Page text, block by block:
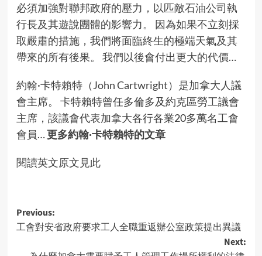
必須加強對聯邦政府的壓力，以匹敵石油公司執
行長及其遊說團體的影響力。 因為如果不立刻採
取嚴肅的措施，我們將面臨終生的極端天氣及其
帶來的所有後果。 我們以後會付出更大的代價…
約翰·卡特賴特（John Cartwright）是加拿大人議
會主席。 卡特賴特曾任多倫多及約克區勞工議會
主席，該議會代表加拿大各行各業20多萬名工會
會員…更多約翰·卡特賴特的文章
閱讀英文原文見此
Post
navigation
Previous:
工會對安省政府要求工人全職重返辦公室政策提出異議
Next: